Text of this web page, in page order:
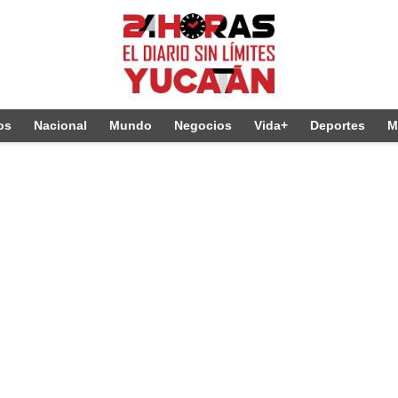
Nacional Mundo Negocios Vida+ Deportes